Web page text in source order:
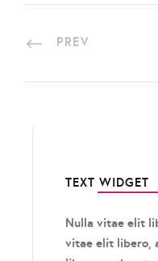
PREV
TEXT WIDGET
Nulla vitae elit
vitae elit libero,